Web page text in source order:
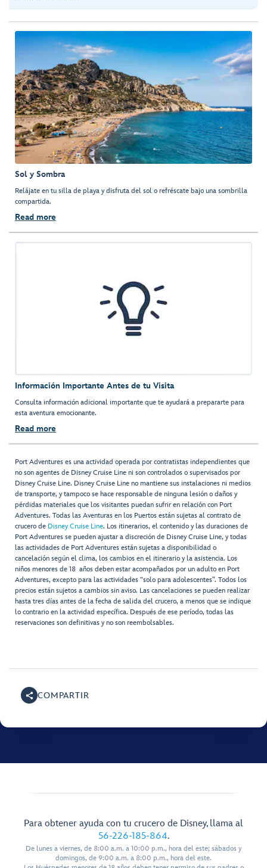
Sol y Sombra
Relájate en tu silla de playa y disfruta del sol o refréscate bajo una sombrilla
compartida.
Read more
Información Importante Antes de tu Visita
Consulta información adicional importante que te ayudará a prepararte para
esta aventura emocionante.
Read more
Port Adventures es una actividad operada por contratistas independientes que
no son agentes de Disney Cruise Line ni son controlados o supervisados por
Disney Cruise Line. Disney Cruise Line no mantiene sus instalaciones ni medios
de transporte, y tampoco se hace responsable de ninguna lesión o daños y
pérdidas materiales que los visitantes puedan sufrir en relación con Port
Adventures. Todas las Aventuras en los Puertos están sujetas al contrato de
crucero de Disney Cruise Line. Los itinerarios, el contenido y las duraciones de
Port Adventures se pueden ajustar a discreción de Disney Cruise Line, y todas
las actividades de Port Adventures están sujetas a disponibilidad o
cancelación según el clima, los cambios en el itinerario y la asistencia. Los
niños menores de 18 años deben estar acompañados por un adulto en Port
Adventures, excepto para las actividades “solo para adolescentes”. Todos los
precios están sujetos a cambios sin aviso. Las cancelaciones se pueden realizar
hasta tres días antes de la fecha de salida del crucero, a menos que se indique
lo contrario en la actividad específica. Después de ese período, todas las
reservaciones son definitivas y no son reembolsables.
COMPARTIR
Para obtener ayuda con tu crucero de Disney, llama al
56-226-185-864.
De lunes a viernes, de 8:00 a.m. a 10:00 p.m., hora del este; sábados y
domingos, de 9:00 a.m. a 8:00 p.m., hora del este.